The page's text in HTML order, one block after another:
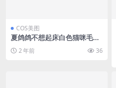
COS美图
夏鸽鸽不想起床白色猫咪毛衣
2 年前 36